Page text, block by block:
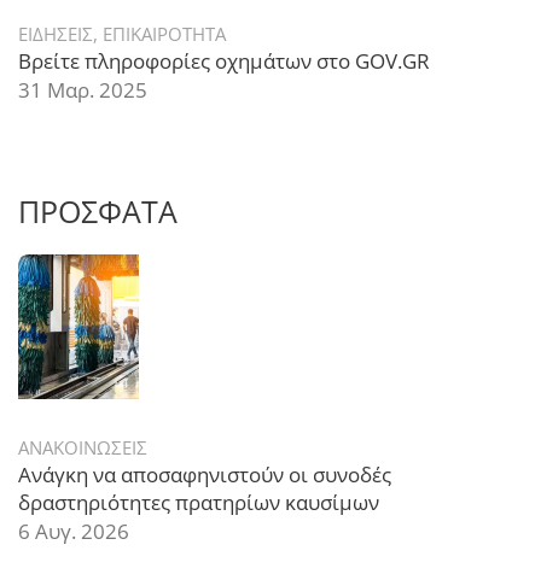
ΕΙΔΗΣΕΙΣ, ΕΠΙΚΑΙΡΟΤΗΤΑ
Βρείτε πληροφορίες οχημάτων στο GOV.GR
31 Μαρ. 2025
ΠΡΟΣΦΑΤΑ
ΑΝΑΚΟΙΝΩΣΕΙΣ
Ανάγκη να αποσαφηνιστούν οι συνοδές
δραστηριότητες πρατηρίων καυσίμων
6 Αυγ. 2026